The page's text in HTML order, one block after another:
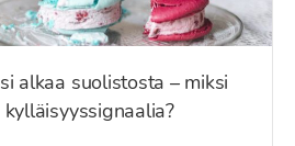
alkaa suolistosta – miksi